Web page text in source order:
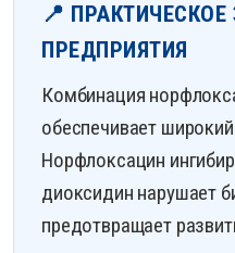
📍
ПРЕДПРИЯТИЯ
Комбинация
обеспечивает
Норфлоксацин
диоксидин нарушает
предотвращает